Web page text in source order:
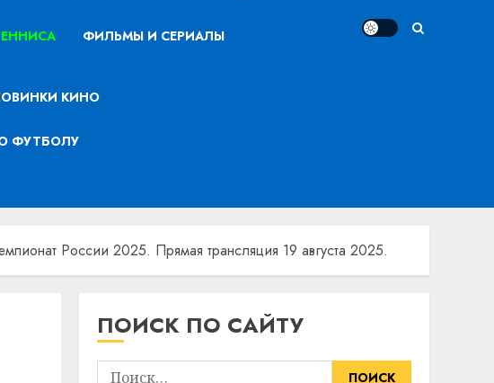
ФИЛЬМЫ И СЕРИАЛЫ
КИНО
ФУТБОЛУ
России 2025. Прямая трансляция 19 августа 2025.
ПОИСК ПО САЙТУ
Найти: